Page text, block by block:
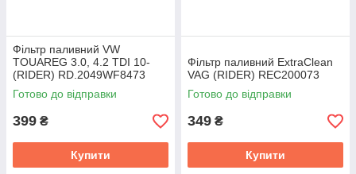
Фільтр паливний VW
TOUAREG 3.0, 4.2 TDI 10-
(RIDER) RD.2049WF8473
Готово до відправки
399 ₴
Купити
Фільтр паливний ExtraClean
VAG (RIDER) REC200073
Готово до відправки
349 ₴
Купити